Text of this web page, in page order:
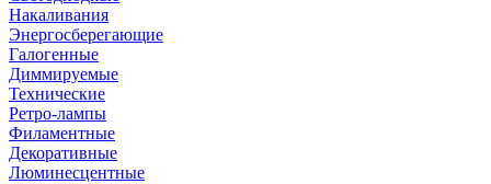
Накаливания
Энергосберегающие
Галогенные
Диммируемые
Технические
Ретро-лампы
Филаментные
Декоративные
Люминесцентные